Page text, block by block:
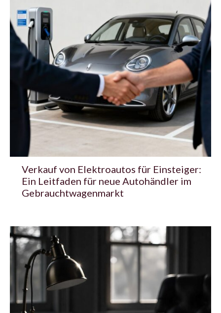
Verkauf von Elektroautos für Einsteiger:
Ein Leitfaden für neue Autohändler im
Gebrauchtwagenmarkt